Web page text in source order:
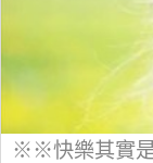
※※快樂其實